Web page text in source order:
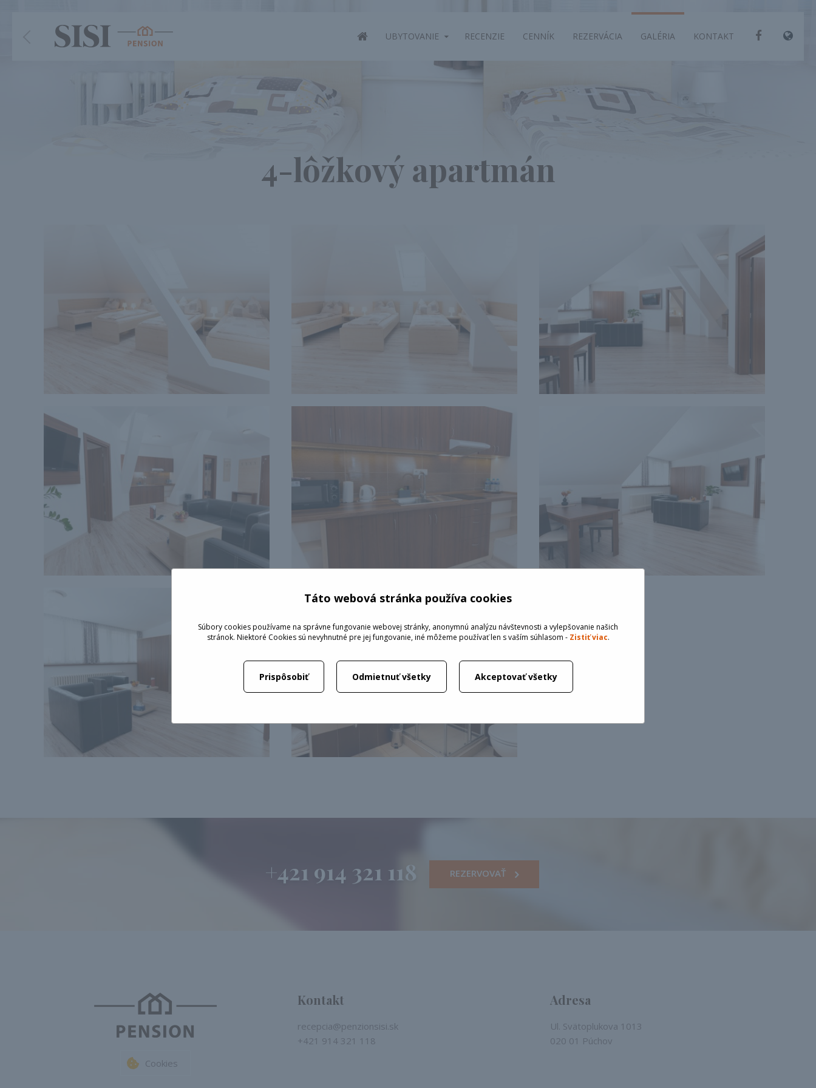
ÚVOD UBYTOVANIE RECENZIE CENNÍK REZERVÁCIA GALÉRIA KONTAKT
4-lôžkový apartmán
+421 914 321 118 REZERVOVAŤ
Cookies
Kontakt
recepcia@penzionsisi.sk
+421 914 321 118
Adresa
Ul. Svätoplukova 1013
020 01 Púchov
Táto webová stránka používa cookies
Súbory cookies používame na správne fungovanie webovej stránky, anonymnú analýzu návštevnosti a vylepšovanie našich
stránok. Niektoré Cookies sú nevyhnutné pre jej fungovanie, iné môžeme používať len s vaším súhlasom - Zistiť viac.
Prispôsobiť Odmietnuť všetky Akceptovať všetky